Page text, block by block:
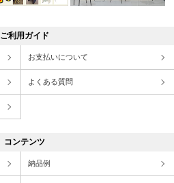
ご利用ガイド
お支払いについて
よくある質問
コンテンツ
納品例